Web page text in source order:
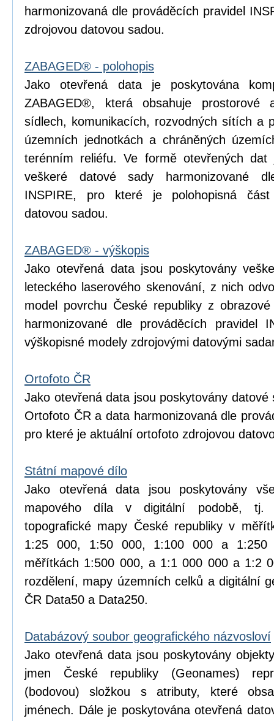
harmonizovaná dle prováděcích pravidel
zdrojovou datovou sadou.
ZABAGED® - polohopis
Jako otevřená data je poskytována
ZABAGED®, která obsahuje
sídlech, komunikacích, rozvodných sítích a
územních jednotkách a chráněných
terénním reliéfu. Ve formě otevřených
veškeré datové sady harmonizované
INSPIRE, pro které je polohopisná část
datovou sadou.
ZABAGED® - výškopis
Jako otevřená data jsou poskytovány
leteckého laserového skenování, z nich
model povrchu České republiky z
harmonizované dle prováděcích pravidel
výškopisné modely zdrojovými datovými
Ortofoto ČR
Jako otevřená data jsou poskytovány
Ortofoto ČR a data harmonizovaná dle
pro které je aktuální ortofoto zdrojovou
Státní mapové dílo
Jako otevřená data jsou poskytovány
mapového díla v digitální podobě, tj.
topografické mapy České republiky v
1:25 000, 1:50 000, 1:100 000 a
měřítkách 1:500 000, a 1:1 000 000 a 1:2
rozdělení, mapy územních celků a digitální
ČR Data50 a Data250.
Databázový soubor geografického názvosloví
Jako otevřená data jsou poskytovány
jmen České republiky (Geonames)
(bodovou) složkou s atributy, které
jménech. Dále je poskytována otevřená